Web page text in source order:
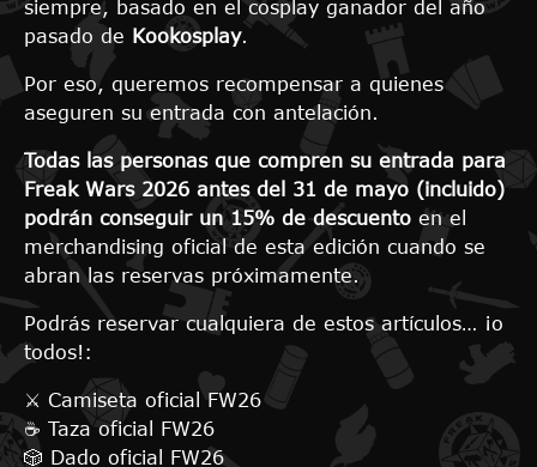
siempre, basado en el cosplay ganador del año
pasado de Kookosplay.
Por eso, queremos recompensar a quienes
aseguren su entrada con antelación.
Todas las personas que compren su entrada para
Freak Wars 2026 antes del 31 de mayo (incluido)
podrán conseguir un 15% de descuento en el
merchandising oficial de esta edición cuando se
abran las reservas próximamente.
Podrás reservar cualquiera de estos artículos… ¡o
todos!:
⚔️ Camiseta oficial FW26
☕ Taza oficial FW26
🎲 Dado oficial FW26